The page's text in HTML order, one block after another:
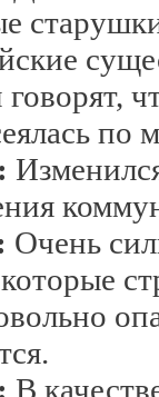
говорят,
по
Очень
В